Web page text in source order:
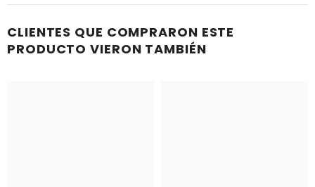
CLIENTES QUE COMPRARON ESTE
PRODUCTO VIERON TAMBIÉN